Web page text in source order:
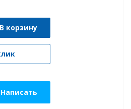
В корзину
Написать